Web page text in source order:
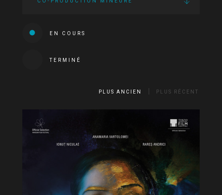
EN COURS
TERMINÉ
PLUS ANCIEN PLUS RÉCENT